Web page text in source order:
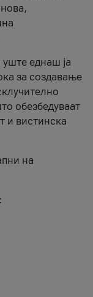
уште еднаш ја
за создавање
обезбедуваат
и вистинска
на